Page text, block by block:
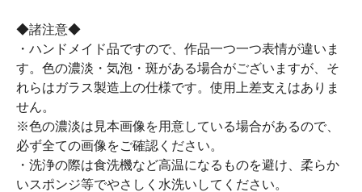
◆諸注意◆
・ハンドメイド品ですので、作品一つ一つ表情が違いま
す。色の濃淡・気泡・斑がある場合がございますが、そ
れらはガラス製造上の仕様です。使用上差支えはありま
せん。
※色の濃淡は見本画像を用意している場合があるので、
必ず全ての画像をご確認ください。
・洗浄の際は食洗機など高温になるものを避け、柔らか
いスポンジ等でやさしく水洗いしてください。